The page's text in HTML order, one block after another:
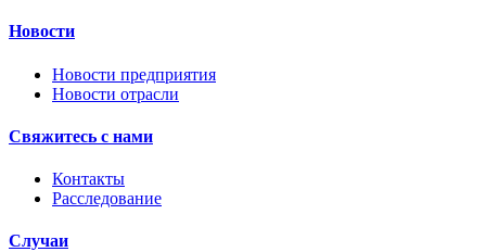
Новости
Новости предприятия
Новости отрасли
Свяжитесь с нами
Контакты
Расследование
Случаи